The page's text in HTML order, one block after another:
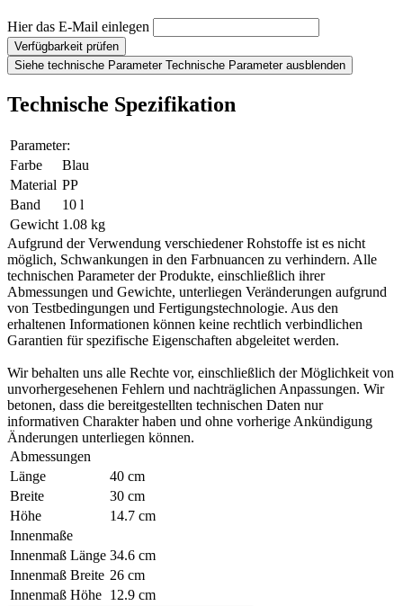
Hier das E-Mail einlegen
Verfügbarkeit prüfen
Siehe technische Parameter Technische Parameter ausblenden
Technische Spezifikation
Parameter:
Farbe
Blau
Material PP
Band
10 l
Gewicht 1.08 kg
Aufgrund der Verwendung verschiedener Rohstoffe ist es nicht
möglich, Schwankungen in den Farbnuancen zu verhindern. Alle
technischen Parameter der Produkte, einschließlich ihrer
Abmessungen und Gewichte, unterliegen Veränderungen aufgrund
von Testbedingungen und Fertigungstechnologie. Aus den
erhaltenen Informationen können keine rechtlich verbindlichen
Garantien für spezifische Eigenschaften abgeleitet werden.
Wir behalten uns alle Rechte vor, einschließlich der Möglichkeit von
unvorhergesehenen Fehlern und nachträglichen Anpassungen. Wir
betonen, dass die bereitgestellten technischen Daten nur
informativen Charakter haben und ohne vorherige Ankündigung
Änderungen unterliegen können.
Abmessungen
Länge
40 cm
Breite
30 cm
Höhe
14.7 cm
Innenmaße
Innenmaß Länge 34.6 cm
Innenmaß Breite 26 cm
Innenmaß Höhe 12.9 cm